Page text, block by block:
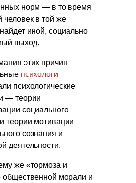
норм — в то время
человек в той же
иной, социально
выход.
этих причин
психологи
психологические
— теории
социального
теории мотивации
сознания и
деятельности.
же «тормоза и
общественной морали и